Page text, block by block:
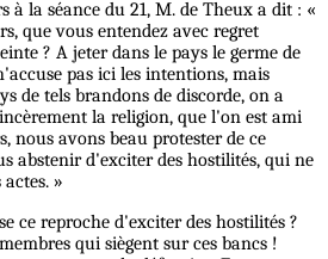
à la séance du 21, M. de Theux a dit : «
que vous entendez avec regret
? A jeter dans le pays le germe de
pas ici les intentions, mais
de tels brandons de discorde, on a
la religion, que l'on est ami
nous avons beau protester de ce
abstenir d'exciter des hostilités, qui ne
»
ce reproche d'exciter des hostilités ?
qui siègent sur ces bancs !